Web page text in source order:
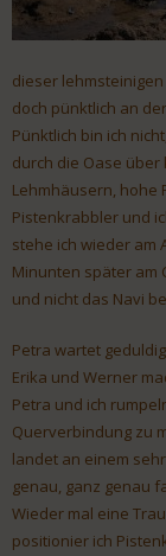
dieser
doch pünktlich an
Pünktlich bin ich
durch die Oase
Lehmhäusern, hohe
Pistenkrabbler und
stehe ich wieder am
Minunten später am
und nicht das Navi
Petra wartet
Erika und Werner
Petra und ich
Querverbindung zu
landet an einem
genau, ganz genau
Wieder mal eine
positionier ich